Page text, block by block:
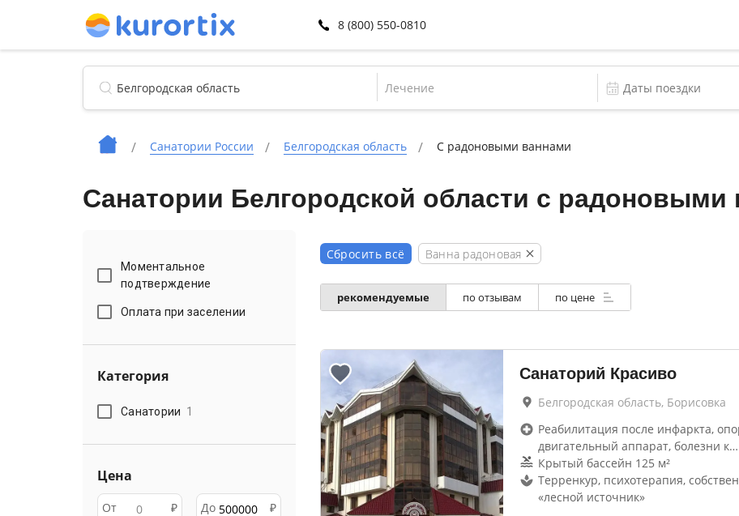
8 (800) 550-0810
Лечение
Санатории России Белгородская область С радоновыми ваннами
Санатории Белгородской области с радоновыми
Моментальное
подтверждение
Оплата при заселении
Категория
Санатории 1
Цена
От ₽ До ₽
Сбросить всё Ванна радоновая
рекомендуемые по отзывам по цене
Санаторий Красиво
Белгородская область, Борисовка
Реабилитация после инфаркта,
двигательный аппарат, болезни к…
Крытый бассейн 125 м²
Терренкур, психотерапия,
«лесной источник»